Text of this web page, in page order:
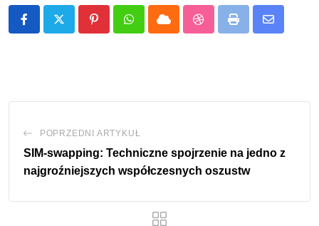
PinterestWhatsappCloud StumbleUpon
Print
POPRZEDNI ARTYKUŁ
SIM-swapping: Techniczne spojrzenie na jedno z
najgroźniejszych współczesnych oszustw